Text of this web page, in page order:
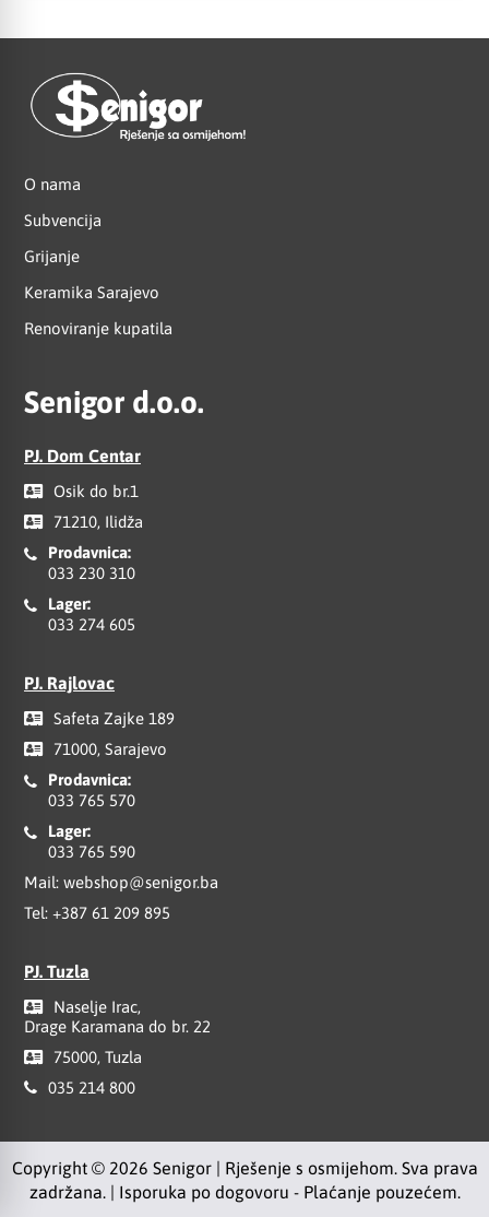
O nama
Subvencija
Grijanje
Keramika Sarajevo
Renoviranje kupatila
Senigor d.o.o.
PJ. Dom Centar
Osik do br.1
71210, Ilidža
Prodavnica:
033 230 310
Lager:
033 274 605
PJ. Rajlovac
Safeta Zajke 189
71000, Sarajevo
Prodavnica:
033 765 570
Lager:
033 765 590
Mail: webshop@senigor.ba
Tel: +387 61 209 895
PJ. Tuzla
Naselje Irac,
Drage Karamana do br. 22
75000, Tuzla
035 214 800
Copyright © 2026 Senigor | Rješenje s osmijehom. Sva prava
zadržana. | Isporuka po dogovoru - Plaćanje pouzećem.